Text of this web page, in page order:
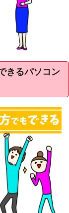
きるパソコン